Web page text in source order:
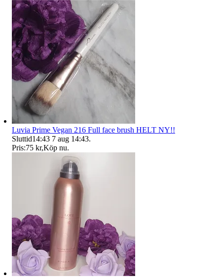
Luvia Prime Vegan 216 Full face brush HELT NY!!
Sluttid14:43 7 aug 14:43.
Pris:75 kr,Köp nu.